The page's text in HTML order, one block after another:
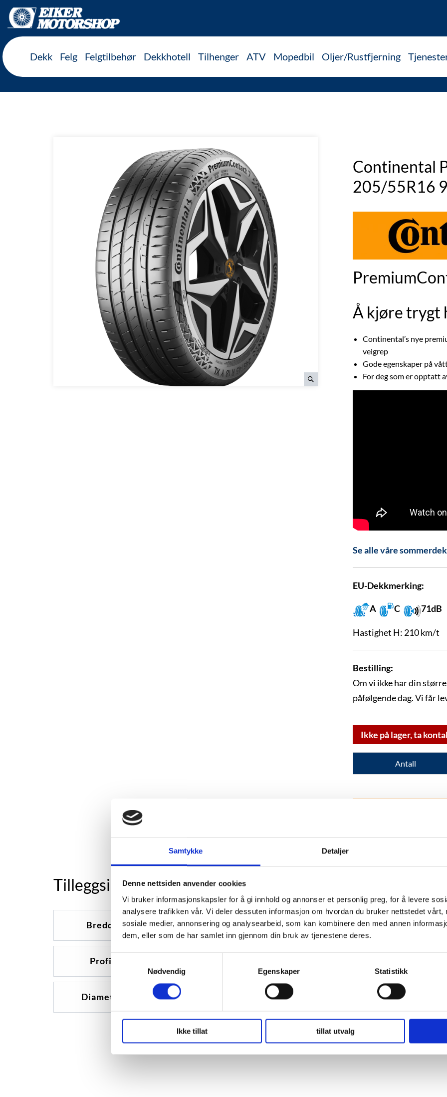
Samtykke Detaljer
Denne nettsiden anvender cookies
Vi bruker informasjonskapsler for å gi innhold og annonser et personlig preg, for å levere
analysere trafikken vår. Vi deler dessuten informasjon om hvordan du bruker nettstedet vårt,
sosiale medier, annonsering og analysearbeid, som kan kombinere den med annen
dem, eller som de har samlet inn gjennom din bruk av tjenestene deres.
Samtykkevalg
Nødvendig
Egenskaper Statistikk
Ikke tillat tillat utvalg
Dekk Felg Felgtilbehør Dekkhotell Tilhenger ATV Mopedbil Oljer/Rustfjerning
Continental
205/55R16
Å kjøre trygt
Continental’s nye
veigrep
Gode egenskaper på
For deg som er opptatt
Se alle våre
EU-Dekkmerking:
A C 71dB
Hastighet H: 210 km/t
Bestilling:
Om vi ikke har din
påfølgende dag. Vi får
Ikke på lager, ta
Antall
Inkl. mva
Tilleggsinformasjon
Bredde 205
Profil
Diameter 16